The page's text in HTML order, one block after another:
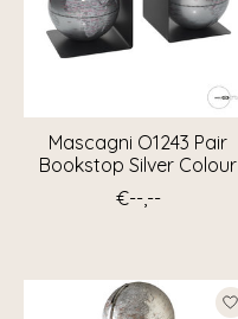
Mascagni O1243 Pair
Bookstop Silver Colour
€--,--